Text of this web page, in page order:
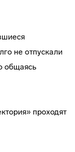
не отпускали
общаясь
проходят